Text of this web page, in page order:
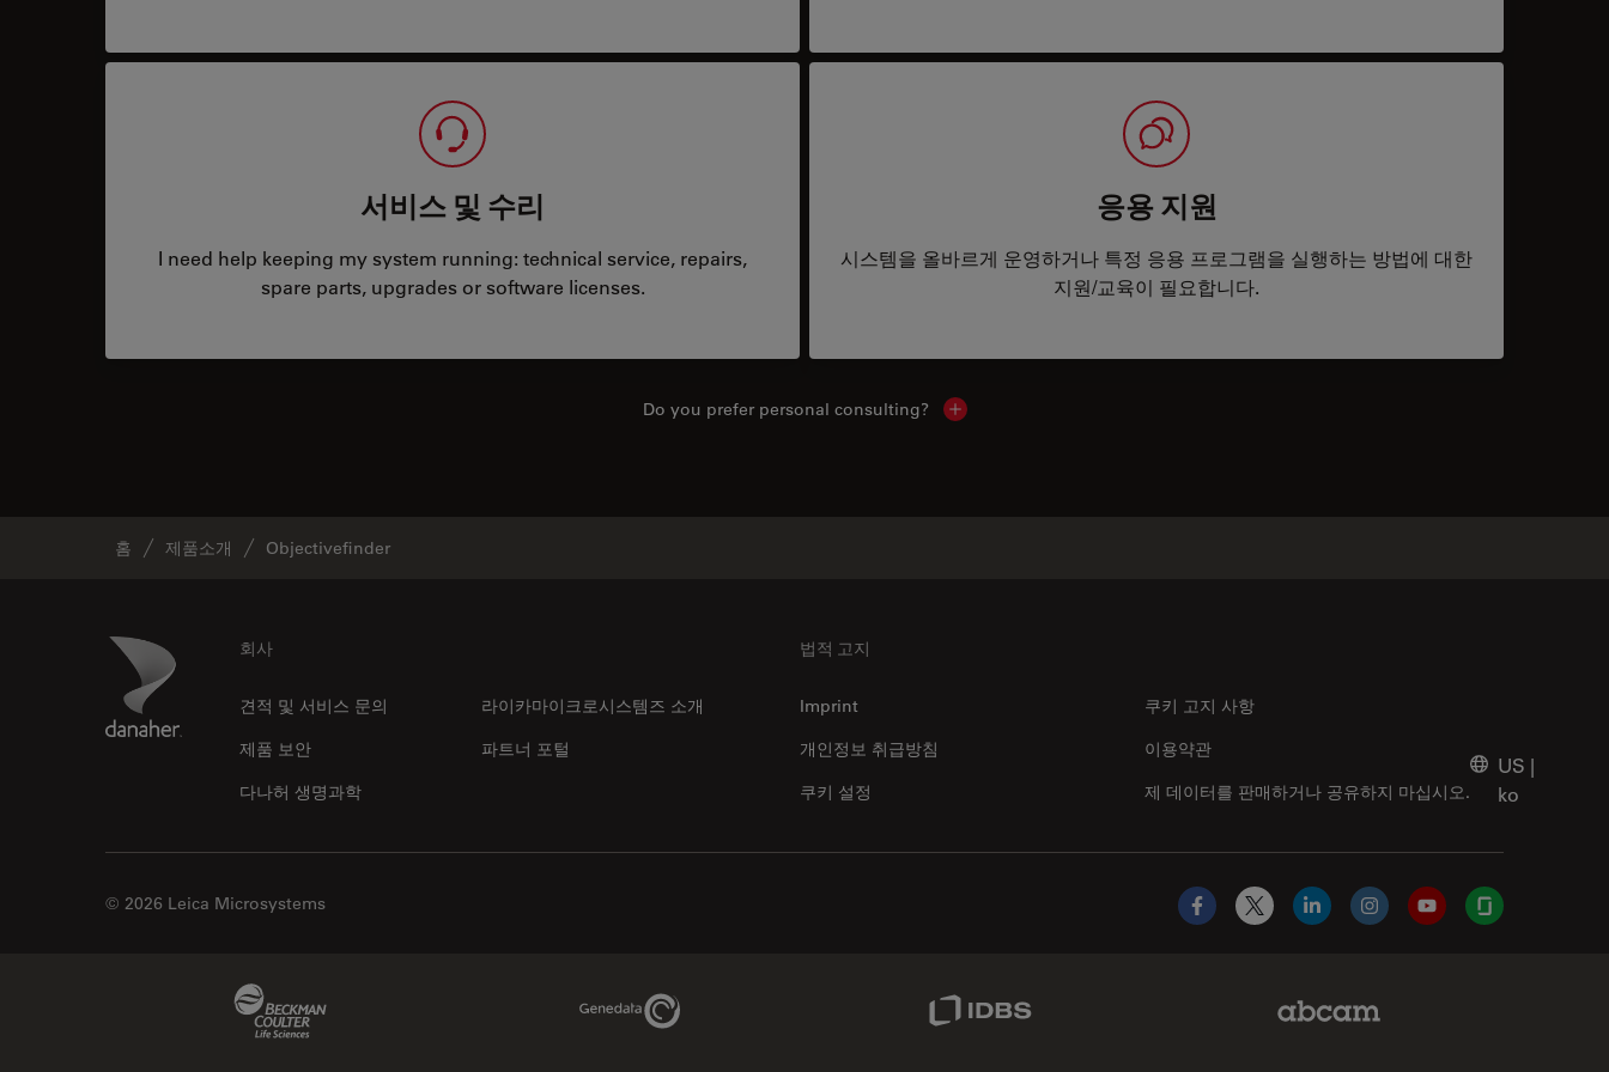
서비스 및 수리
I need help keeping my system running: technical service, repairs,
spare parts, upgrades or software licenses.
응용 지원
시스템을 올바르게 운영하거나 특정 응용 프로그램을 실행하는 방법에 대한
지원/교육이 필요합니다.
Do you prefer personal consulting? Show local contacts
홈 제품소개 Objectivefinder
Danaher Logo 회사
견적 및 서비스 문의
라이카마이크로시스템즈 소개
제품 보안
파트너 포털
다나허 생명과학
법적 고지
Imprint
쿠키 고지 사항
개인정보 취급방침
제 데이터를 판매하거나 공유하지 마십시오.
이용약관
쿠키 설정
US |
ko
© 2026 Leica Microsystems
Facebook
X LinkedInInstagramYouTubeGlassdoor
Genedata Link IDBS Link